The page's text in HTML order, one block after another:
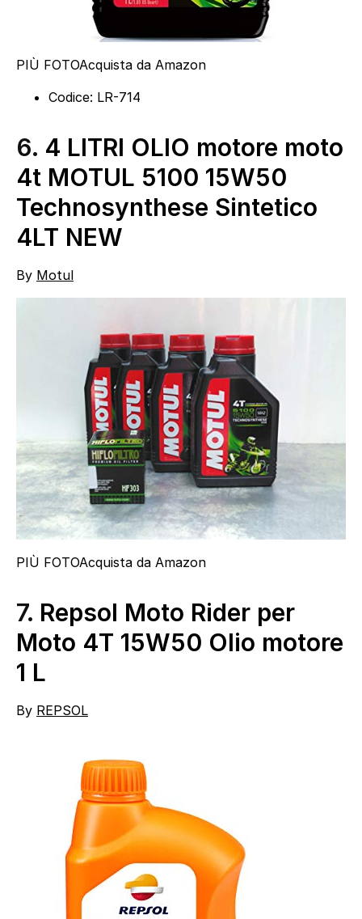
PIÙ FOTOAcquista da Amazon
Codice: LR-714
6. 4 LITRI OLIO motore moto
4t MOTUL 5100 15W50
Technosynthese Sintetico
4LT NEW
By Motul
PIÙ FOTOAcquista da Amazon
7. Repsol Moto Rider per
Moto 4T 15W50 Olio motore
1 L
By REPSOL